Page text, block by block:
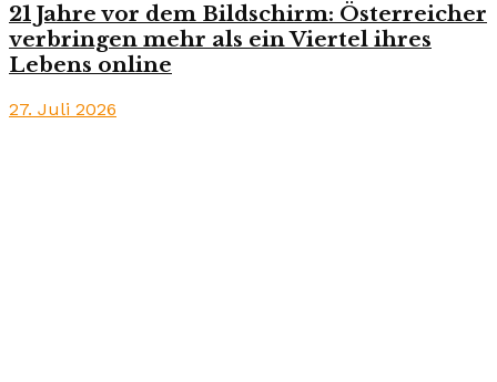
21 Jahre vor dem Bildschirm: Österreicher
verbringen mehr als ein Viertel ihres
Lebens online
27. Juli 2026